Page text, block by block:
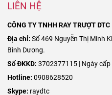
LIÊN HỆ
CÔNG TY TNHH RAY TRƯỢT DTC
Địa chỉ: Số 469 Nguyễn Thị Minh
Bình Dương.
Số ĐKKD: 3702377115 | Ngày
Hotline: 0908628520
Skype: raydtc